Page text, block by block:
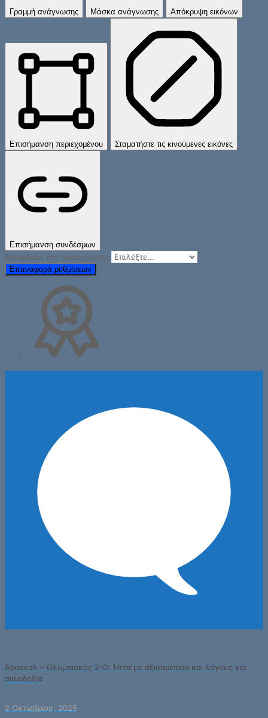
Γραμμή ανάγνωσης Μάσκα ανάγνωσης Απόκρυψη εικόνων
Επισήμανση περιεχομένου Σταματήστε τις κινούμενες εικόνες
Επισήμανση συνδέσμων
Μετάβαση στο περιεχόμενο
Επαναφορά ρυθμίσεων
Άρσεναλ – Ολυμπιακός 2-0: Ήττα με αξιοπρέπεια και λόγους για
αισιοδοξία
2 Οκτωβρίου, 2025